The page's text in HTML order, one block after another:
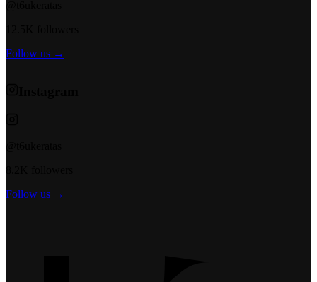
Follow us →
Follow us →